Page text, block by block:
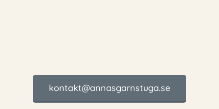
kontakt@annasgarnstuga.se